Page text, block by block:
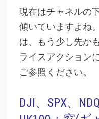
現在はチャネルの
傾いていますよね
は、もう少し先か
ライスアクション
ご参照ください。
DJI、SPX、